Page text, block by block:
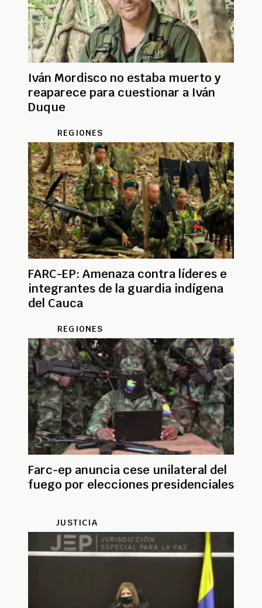
Iván Mordisco no estaba muerto y
reaparece para cuestionar a Iván
Duque
REGIONES
FARC-EP: Amenaza contra líderes e
integrantes de la guardia indígena
del Cauca
REGIONES
Farc-ep anuncia cese unilateral del
fuego por elecciones presidenciales
JUSTICIA